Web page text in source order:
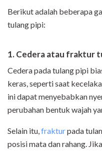
Berikut adalah beberapa
tulang pipi:
1. Cedera atau fraktur
Cedera pada tulang pipi
keras, seperti saat
ini dapat menyebabkan
perubahan bentuk wajah
Selain itu, frakturpada
posisi mata dan rahang.